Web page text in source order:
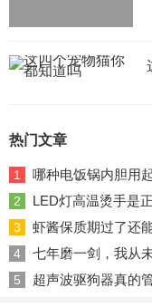
热门文章
1 哪种电饭锅内胆用
2 LED灯高温烫手是
3 虾酱保质期过了还
4 七年磨一剑，我从
5 超声波驱狗器真的